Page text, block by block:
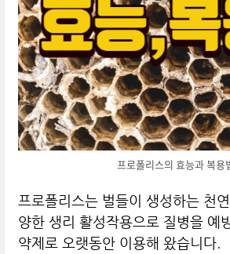
프로폴리스의 효능과 복용
프로폴리스는 벌들이 생성하는 천
양한 생리 활성작용으로 질병을 예
약제로 오랫동안 이용해 왔습니다.